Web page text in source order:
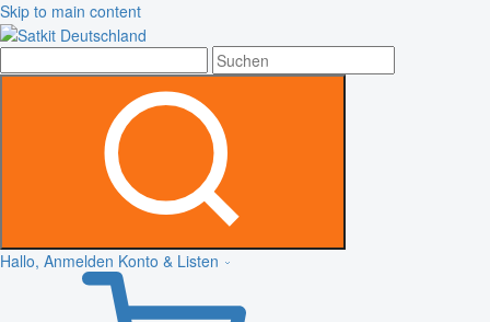
Skip to main content
Hallo, Anmelden Konto & Listen